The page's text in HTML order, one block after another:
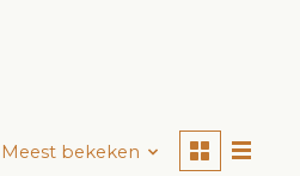
Meest bekeken